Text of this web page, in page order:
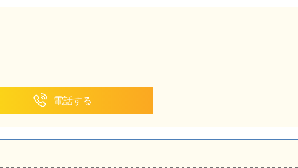
電話する